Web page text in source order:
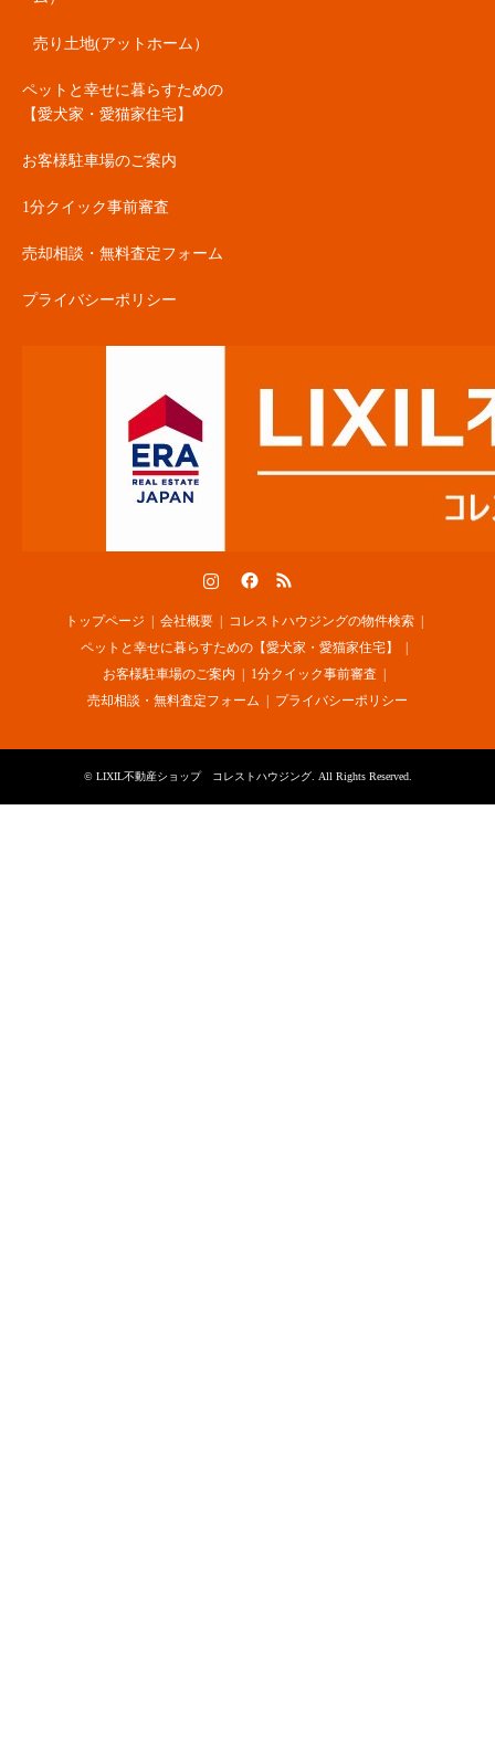
売り土地(アットホーム）
ペットと幸せに暮らすための
【愛犬家・愛猫家住宅】
お客様駐車場のご案内
1分クイック事前審査
売却相談・無料査定フォーム
プライバシーポリシー
トップページ 会社概要
コレストハウジングの物件検索
ペットと幸せに暮らすための【愛犬家・愛猫家住宅】
お客様駐車場のご案内
1分クイック事前審査
売却相談・無料査定フォーム
プライバシーポリシー
© LIXIL不動産ショップ コレストハウジング. All Rights Reserved.